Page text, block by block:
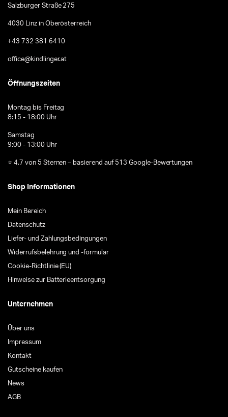
Salzburger Straße 275
4030 Linz in Oberösterreich
+43 732 381 6410
office@kindlinger.at
Öffnungszeiten
Montag bis Freitag
8:15 - 18:00 Uhr
Samstag
9:00 - 13:00 Uhr
⭐ 4,7 von 5 Sternen – basierend auf 513 Google-Bewertungen
Shop Informationen
Mein Bereich
Datenschutz
Liefer- und Zahlungsbedingungen
Widerrufsbelehrung und -formular
Cookie-Richtlinie (EU)
Hinweise zur Batterieentsorgung
Unternehmen
Über uns
Impressum
Kontakt
Gutscheine kaufen
News
AGB